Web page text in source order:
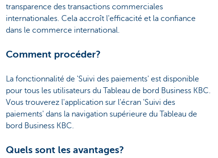
transparence des transactions commerciales
internationales. Cela accroît l'efficacité et la confiance
dans le commerce international.
Comment procéder?
La fonctionnalité de 'Suivi des paiements' est disponible
pour tous les utilisateurs du Tableau de bord Business KBC.
Vous trouverez l'application sur l'écran 'Suivi des
paiements' dans la navigation supérieure du Tableau de
bord Business KBC.
Quels sont les avantages?